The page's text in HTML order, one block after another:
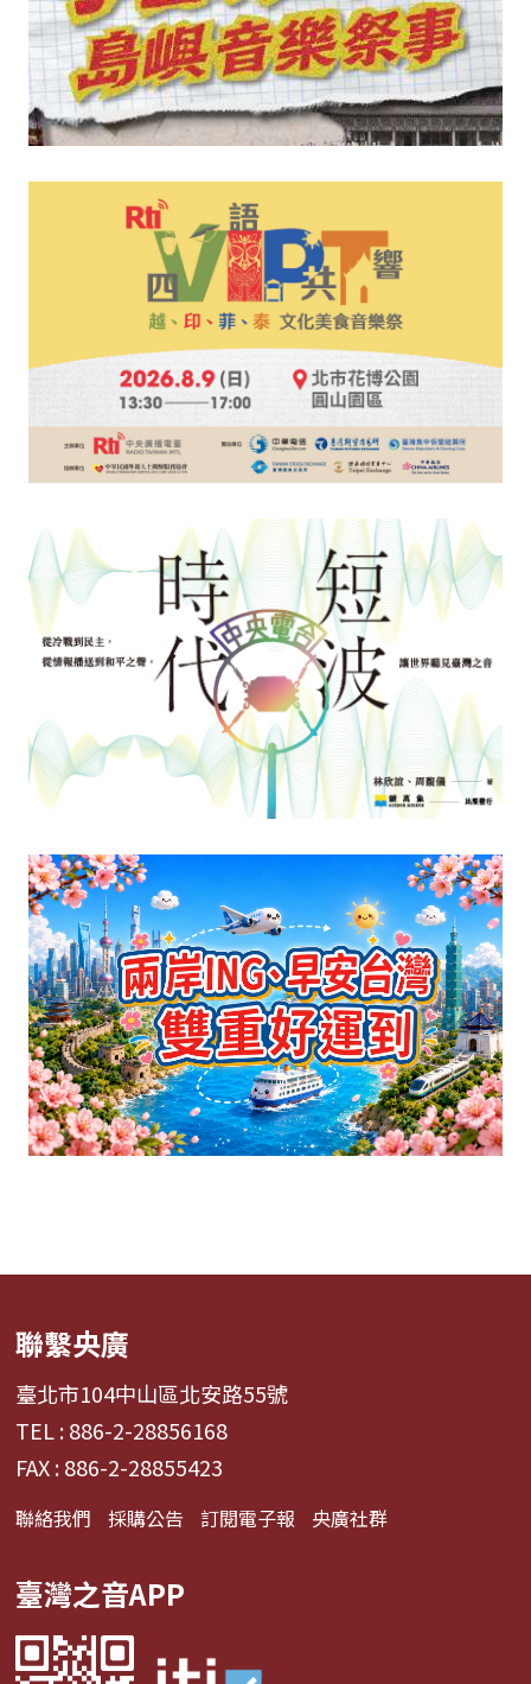
聯繫央廣
臺北市104中山區北安路55號
TEL : 886-2-28856168
FAX : 886-2-28855423
聯絡我們 採購公告 訂閱電子報 央廣社群
臺灣之音APP